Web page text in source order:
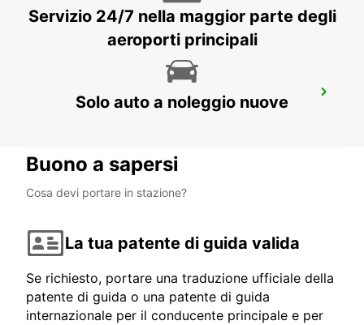
BARLETTA
Servizio 24/7 nella maggior parte degli
aeroporti principali
Solo auto a noleggio nuove
Buono a sapersi
Cosa devi portare in stazione?
La tua patente di guida valida
Se richiesto, portare una traduzione ufficiale della
patente di guida o una patente di guida
internazionale per il conducente principale e per